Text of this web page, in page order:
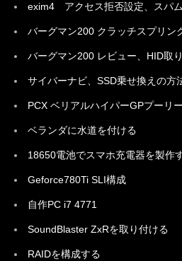
exim4 アクセス拒否設定、スパ
バーグマン200 クラッチスプリン
バーグマン200 レビュー、HID取
サイバーナビ、SSD乗せ換えの方
PCX ベリアルハイパーGPプーリ
ベランダに水道を付ける
18650電池でスマホ充電器を製作
Geforce780Ti SLI構成
自作PC i7 4771
SoundBlaster ZxRを取り付ける
RAIDを構成する